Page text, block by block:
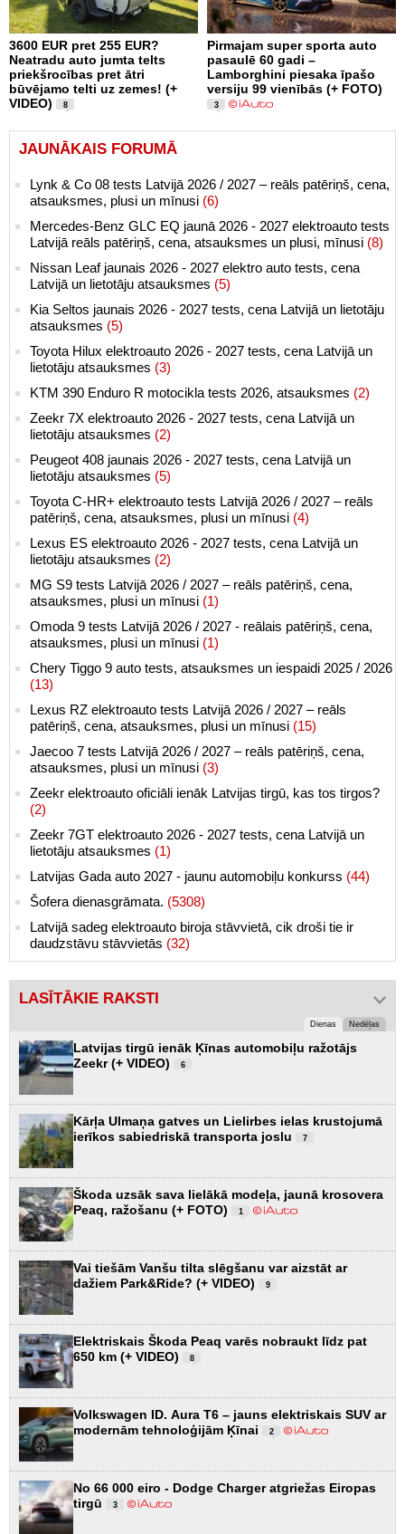
3600 EUR pret 255 EUR?
Neatradu auto jumta telts
priekšrocības pret ātri
būvējamo telti uz zemes! (+
VIDEO)
8
Pirmajam super sporta auto
pasaulē 60 gadi –
Lamborghini piesaka īpašo
versiju 99 vienībās (+ FOTO)
3
JAUNĀKAIS FORUMĀ
Lynk & Co 08 tests Latvijā 2026 / 2027 – reāls patēriņš, cena,
atsauksmes, plusi un mīnusi (6)
Mercedes-Benz GLC EQ jaunā 2026 - 2027 elektroauto tests
Latvijā reāls patēriņš, cena, atsauksmes un plusi, mīnusi (8)
Nissan Leaf jaunais 2026 - 2027 elektro auto tests, cena
Latvijā un lietotāju atsauksmes (5)
Kia Seltos jaunais 2026 - 2027 tests, cena Latvijā un lietotāju
atsauksmes (5)
Toyota Hilux elektroauto 2026 - 2027 tests, cena Latvijā un
lietotāju atsauksmes (3)
KTM 390 Enduro R motocikla tests 2026, atsauksmes (2)
Zeekr 7X elektroauto 2026 - 2027 tests, cena Latvijā un
lietotāju atsauksmes (2)
Peugeot 408 jaunais 2026 - 2027 tests, cena Latvijā un
lietotāju atsauksmes (5)
Toyota C-HR+ elektroauto tests Latvijā 2026 / 2027 – reāls
patēriņš, cena, atsauksmes, plusi un mīnusi (4)
Lexus ES elektroauto 2026 - 2027 tests, cena Latvijā un
lietotāju atsauksmes (2)
MG S9 tests Latvijā 2026 / 2027 – reāls patēriņš, cena,
atsauksmes, plusi un mīnusi (1)
Omoda 9 tests Latvijā 2026 / 2027 - reālais patēriņš, cena,
atsauksmes, plusi un mīnusi (1)
Chery Tiggo 9 auto tests, atsauksmes un iespaidi 2025 / 2026
(13)
Lexus RZ elektroauto tests Latvijā 2026 / 2027 – reāls
patēriņš, cena, atsauksmes, plusi un mīnusi (15)
Jaecoo 7 tests Latvijā 2026 / 2027 – reāls patēriņš, cena,
atsauksmes, plusi un mīnusi (3)
Zeekr elektroauto oficiāli ienāk Latvijas tirgū, kas tos tirgos?
(2)
Zeekr 7GT elektroauto 2026 - 2027 tests, cena Latvijā un
lietotāju atsauksmes (1)
Latvijas Gada auto 2027 - jaunu automobiļu konkurss (44)
Šofera dienasgrāmata. (5308)
Latvijā sadeg elektroauto biroja stāvvietā, cik droši tie ir
daudzstāvu stāvvietās (32)
LASĪTĀKIE RAKSTI
Dienas Nedēļas
Latvijas tirgū ienāk Ķīnas automobiļu ražotājs
Zeekr (+ VIDEO)
6
Kārļa Ulmaņa gatves un Lielirbes ielas krustojumā
ierīkos sabiedriskā transporta joslu
7
Škoda uzsāk sava lielākā modeļa, jaunā krosovera
Peaq, ražošanu (+ FOTO)
1
Vai tiešām Vanšu tilta slēgšanu var aizstāt ar
dažiem Park&Ride? (+ VIDEO)
9
Elektriskais Škoda Peaq varēs nobraukt līdz pat
650 km (+ VIDEO)
8
Volkswagen ID. Aura T6 – jauns elektriskais SUV ar
modernām tehnoloģijām Ķīnai
2
No 66 000 eiro - Dodge Charger atgriežas Eiropas
tirgū
3